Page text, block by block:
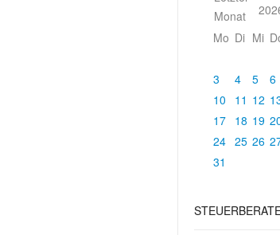
Mo Di Mi
3
4 5 6
10
11 12
17
18 19
24 25 26
31